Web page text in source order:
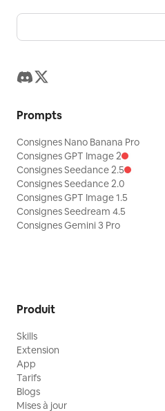
Prompts
Consignes Nano Banana Pro
Consignes GPT Image 2
Consignes Seedance 2.5
Consignes Seedance 2.0
Consignes GPT Image 1.5
Consignes Seedream 4.5
Consignes Gemini 3 Pro
Produit
Skills
Extension
App
Tarifs
Blogs
Mises à jour